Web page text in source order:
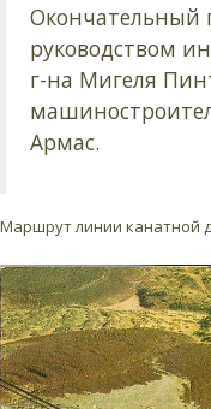
Окончательный
руководством
г-на Мигеля
Армас.
Маршрут линии канатной